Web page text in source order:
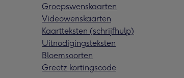
Groepswenskaarten
Videowenskaarten
Kaartteksten (schrijfhulp)
Uitnodigingsteksten
Bloemsoorten
Greetz kortingscode